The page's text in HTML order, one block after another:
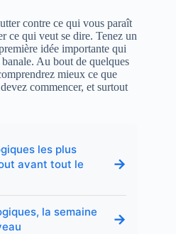
contre ce qui vous paraît
ce qui veut se dire. Tenez un
idée importante qui
Au bout de quelques
mieux ce que
commencer, et surtout
les plus
avant tout le
→
la semaine
→